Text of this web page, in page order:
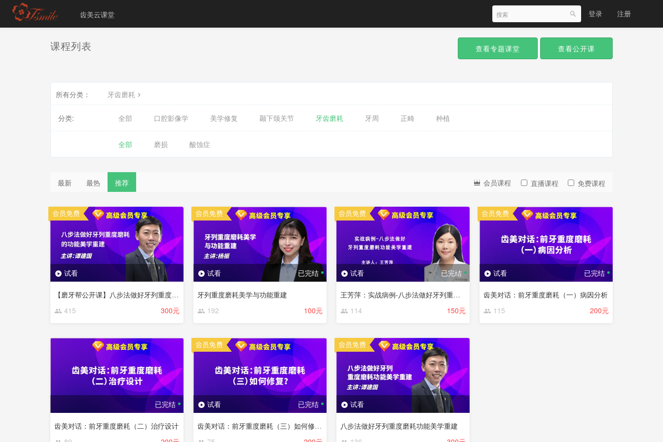
齿美云课堂 登录 注册
课程列表 查看专题课堂 查看公开课
所有分类： 牙齿磨耗
分类: 全部 口腔影像学 美学修复 颞下颌关节 牙齿磨耗 牙周 正畸 种植
全部 磨损 酸蚀症
最新 最热 推荐 会员课程 直播课程 免费课程
试看
【磨牙帮公开课】八步法做好牙列重度磨耗的功能美学重建
415
300元
试看 已完结
牙列重度磨耗美学与功能重建
192
100元
试看 已完结
王芳萍：实战病例-八步法做好牙列重度磨耗功能美学重建
114
150元
试看 已完结
齿美对话：前牙重度磨耗（一）病因分析
115
200元
已完结
齿美对话：前牙重度磨耗（二）治疗设计
试看 已完结
齿美对话：前牙重度磨耗（三）如何修复？
试看
八步法做好牙列重度磨耗功能美学重建